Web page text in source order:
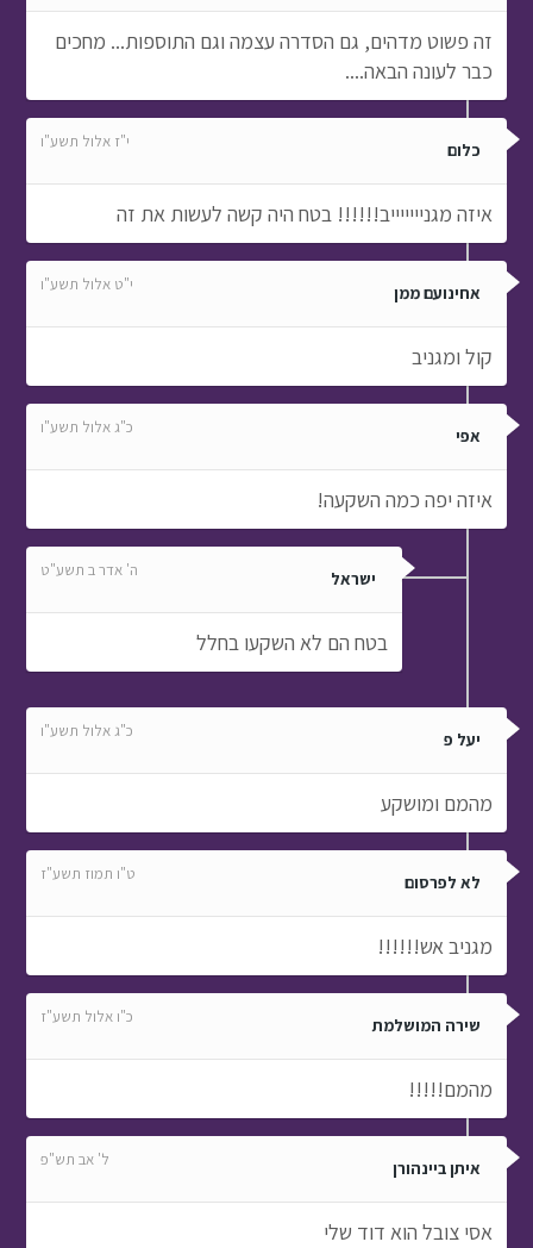
זה פשוט מדהים, גם הסדרה עצמה וגם התוספות... מחכים
כבר לעונה הבאה....
כלום י"ז אלול תשע"ו
איזה מגניייייייב!!!!!! בטח היה קשה לעשות את זה
אחינועם ממן י"ט אלול תשע"ו
קול ומגניב
אפי כ"ג אלול תשע"ו
איזה יפה כמה השקעה!
ישראל ה' אדר ב תשע"ט
בטח הם לא השקעו בחלל
יעל פ כ"ג אלול תשע"ו
מהמם ומושקע
לא לפרסום ט"ו תמוז תשע"ז
מגניב אש!!!!!!
שירה המושלמת כ"ו אלול תשע"ז
מהמם!!!!!
איתן ביינהורן ל' אב תש"פ
אסי צובל הוא דוד שלי